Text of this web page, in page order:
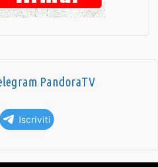
PandoraTV
Iscriviti